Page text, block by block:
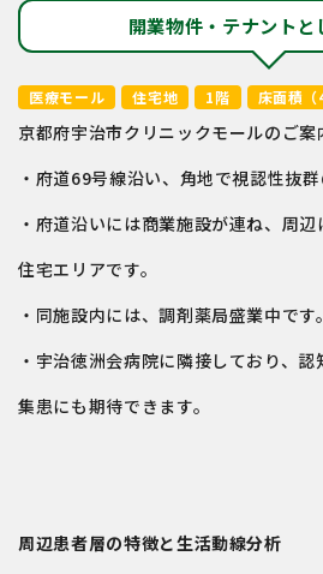
開業物件・テナントと
医療モール 住宅地 1階 床面積（
京都府宇治市クリニックモールのご案
・府道69号線沿い、角地で視認性抜群
・府道沿いには商業施設が連ね、周
住宅エリアです。
・同施設内には、調剤薬局盛業中です。
・宇治徳洲会病院に隣接しており、認
集患にも期待できます。
周辺患者層の特徴と生活動線分析